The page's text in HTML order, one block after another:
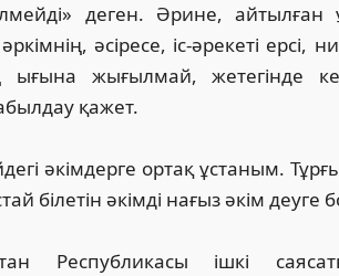
деген. Әрине, айтылған
әсіресе, іс-әрекеті ерсі,
жығылмай, жетегінде
қажет.
әкімдерге ортақ ұстаным.
білетін әкімді нағыз әкім деуге
Республикасы ішкі